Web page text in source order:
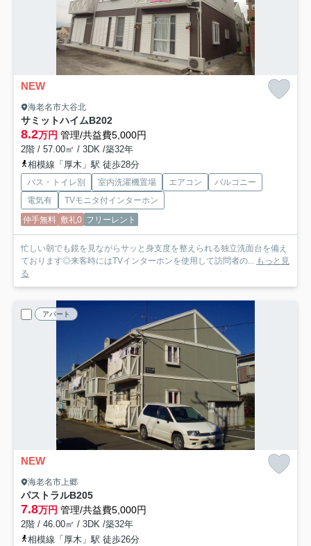
NEW
海老名市大谷北
サミットハイムB202
8.2万円 管理/共益費5,000円
2階 / 57.00㎡ / 3DK /築32年
相模線「厚木」駅 徒歩28分
バス・トイレ別 室内洗濯機置場 エアコン
バルコニー
電気有
TVモニタ付インターホン
仲手無料 敷礼0 フリーレント
忙しい朝でも鏡を見ながらサッと身支度を整えられる独立洗面台を備え
ております◎来客時にはTVインターホンを使用して訪問者の... もっと見
る
アパート
NEW
海老名市上郷
パストラルB205
7.8万円 管理/共益費5,000円
2階 / 46.00㎡ / 3DK /築32年
相模線「厚木」駅 徒歩26分